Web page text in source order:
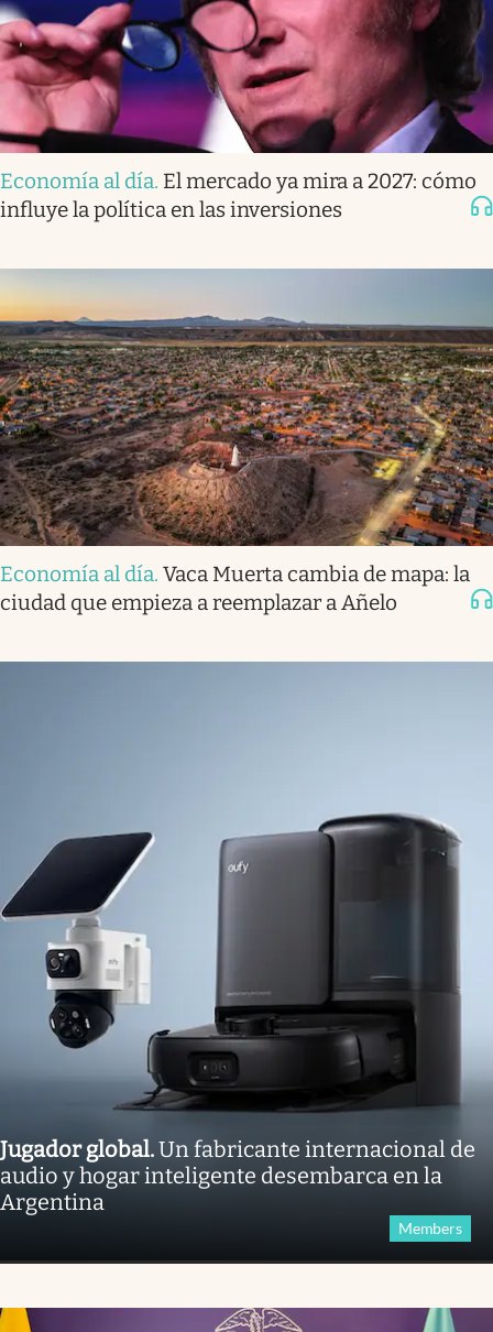
Economía al día. El mercado ya mira a 2027: cómo
influye la política en las inversiones
Economía al día. Vaca Muerta cambia de mapa: la
ciudad que empieza a reemplazar a Añelo
Jugador global.Un fabricante internacional de
audio y hogar inteligente desembarca en la
Argentina
Members